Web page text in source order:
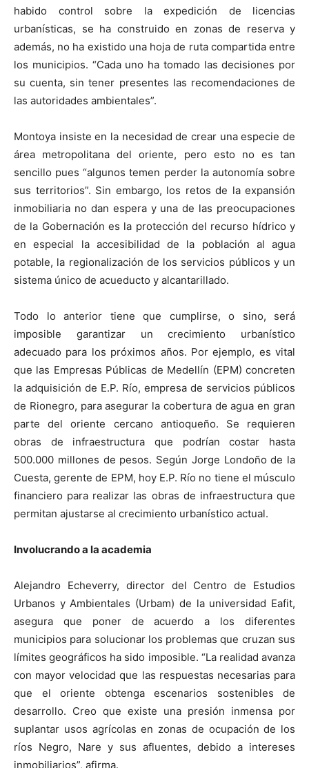
habido control sobre la expedición de licencias
urbanísticas, se ha construido en zonas de reserva y
además, no ha existido una hoja de ruta compartida entre
los municipios. “Cada uno ha tomado las decisiones por
su cuenta, sin tener presentes las recomendaciones de
las autoridades ambientales”.
Montoya insiste en la necesidad de crear una especie de
área metropolitana del oriente, pero esto no es tan
sencillo pues “algunos temen perder la autonomía sobre
sus territorios”. Sin embargo, los retos de la expansión
inmobiliaria no dan espera y una de las preocupaciones
de la Gobernación es la protección del recurso hídrico y
en especial la accesibilidad de la población al agua
potable, la regionalización de los servicios públicos y un
sistema único de acueducto y alcantarillado.
Todo lo anterior tiene que cumplirse, o sino, será
imposible garantizar un crecimiento urbanístico
adecuado para los próximos años. Por ejemplo, es vital
que las Empresas Públicas de Medellín (EPM) concreten
la adquisición de E.P. Río, empresa de servicios públicos
de Rionegro, para asegurar la cobertura de agua en gran
parte del oriente cercano antioqueño. Se requieren
obras de infraestructura que podrían costar hasta
500.000 millones de pesos. Según Jorge Londoño de la
Cuesta, gerente de EPM, hoy E.P. Río no tiene el músculo
financiero para realizar las obras de infraestructura que
permitan ajustarse al crecimiento urbanístico actual.
Involucrando a la academia
Alejandro Echeverry, director del Centro de Estudios
Urbanos y Ambientales (Urbam) de la universidad Eafit,
asegura que poner de acuerdo a los diferentes
municipios para solucionar los problemas que cruzan sus
límites geográficos ha sido imposible. “La realidad avanza
con mayor velocidad que las respuestas necesarias para
que el oriente obtenga escenarios sostenibles de
desarrollo. Creo que existe una presión inmensa por
suplantar usos agrícolas en zonas de ocupación de los
ríos Negro, Nare y sus afluentes, debido a intereses
inmobiliarios”, afirma.